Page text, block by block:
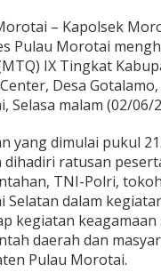
– Kapolsek
Pulau Morotai
IX Tingkat
Desa
Selasa malam (02/06/
yang dimulai pukul
dihadiri ratusan
TNI-Polri,
Selatan dalam
kegiatan
daerah dan
Pulau Morotai.